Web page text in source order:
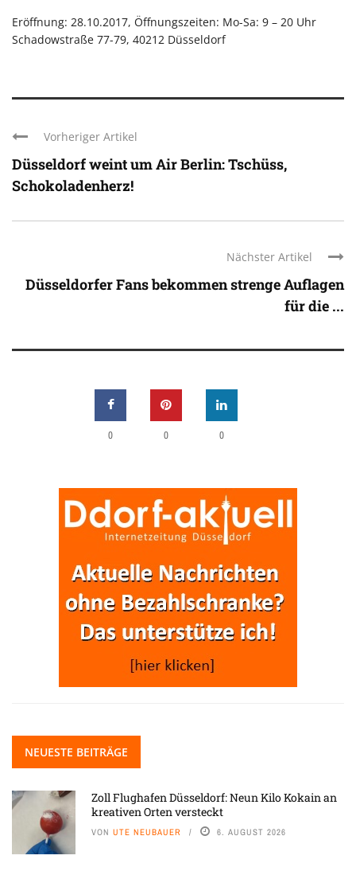
Eröffnung: 28.10.2017, Öffnungszeiten: Mo-Sa: 9 – 20 Uhr
Schadowstraße 77-79, 40212 Düsseldorf
Vorheriger Artikel
Düsseldorf weint um Air Berlin: Tschüss,
Schokoladenherz!
Nächster Artikel
Düsseldorfer Fans bekommen strenge Auflagen
für die ...
0 0 0
NEUESTE BEITRÄGE
Zoll Flughafen Düsseldorf: Neun Kilo Kokain an
kreativen Orten versteckt
VON UTE NEUBAUER 6. AUGUST 2026